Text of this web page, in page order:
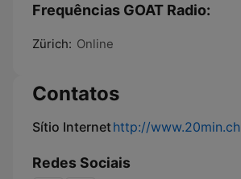
Frequências GOAT Radio:
Zürich: Online
Contatos
Sítio Internethttp://www.20min.ch
Redes Sociais